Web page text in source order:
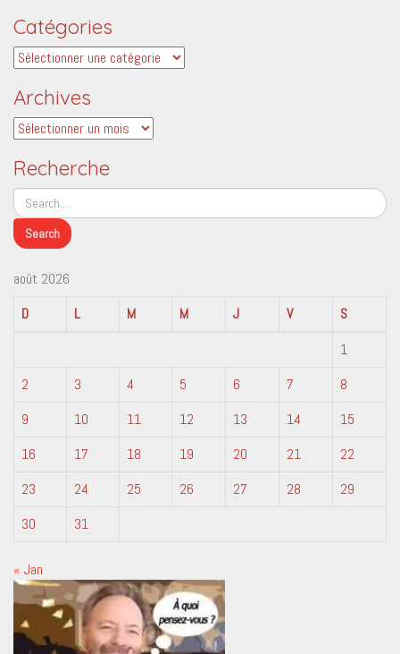
Catégories
Catégories
Archives
Archives
Recherche
août 2026
D
L M M J V
S
1
2
3 4 5 6 7
8
9
10 11 12 13 14
15
16
17 18 19 20 21
22
23
24 25 26 27 28
29
30
31
« Jan